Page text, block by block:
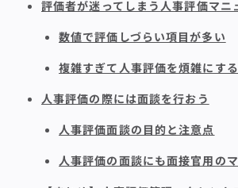
評価者が迷ってしまう人事評価マニ
数値で評価しづらい項目が多い
複雑すぎて人事評価を煩雑にする
人事評価の際には面談を行おう
人事評価面談の目的と注意点
人事評価の面談にも面接官用の